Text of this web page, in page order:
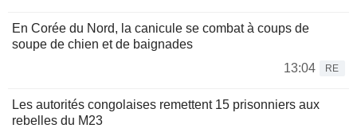
En Corée du Nord, la canicule se combat à coups de
soupe de chien et de baignades
13:04
RE
Les autorités congolaises remettent 15 prisonniers aux
rebelles du M23